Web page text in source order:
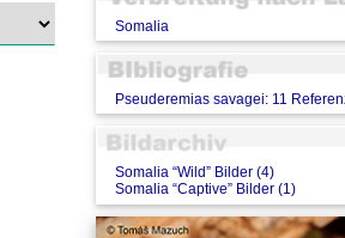
Somalia
Pseuderemias savagei: 11
Somalia “Wild” Bilder (4)
Somalia “Captive” Bilder (1)